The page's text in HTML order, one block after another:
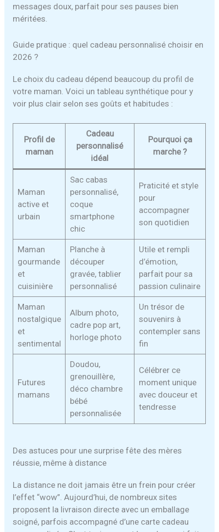
messages doux, parfait pour ses pauses bien
méritées.
Guide pratique : quel cadeau personnalisé choisir en
2026 ?
Le choix du cadeau dépend beaucoup du profil de
votre maman. Voici un tableau synthétique pour y
voir plus clair selon ses goûts et habitudes :
Profil de
maman
Cadeau
personnalisé
idéal
Pourquoi ça
marche ?
Maman
active et
urbain
Sac cabas
personnalisé,
coque
smartphone
chic
Praticité et style
pour
accompagner
son quotidien
Maman
gourmande
et
cuisinière
Planche à
découper
gravée, tablier
personnalisé
Utile et rempli
d’émotion,
parfait pour sa
passion culinaire
Maman
nostalgique
et
sentimental
Album photo,
cadre pop art,
horloge photo
Un trésor de
souvenirs à
contempler sans
fin
Futures
mamans
Doudou,
grenouillère,
déco chambre
bébé
personnalisée
Célébrer ce
moment unique
avec douceur et
tendresse
Des astuces pour une surprise fête des mères
réussie, même à distance
La distance ne doit jamais être un frein pour créer
l’effet “wow”. Aujourd’hui, de nombreux sites
proposent la livraison directe avec un emballage
soigné, parfois accompagné d’une carte cadeau